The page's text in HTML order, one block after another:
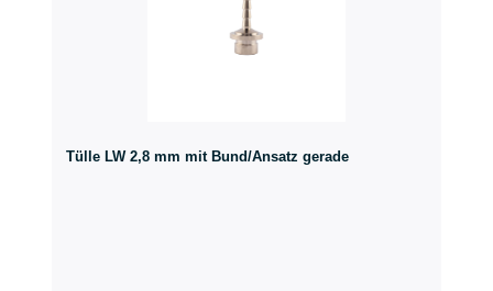
Tülle LW 2,8 mm mit Bund/Ansatz gerade